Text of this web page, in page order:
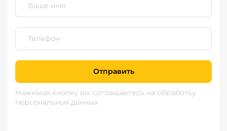
Отправить
Нажимая кнопку вы соглашаетесь на обработку
персональных данных